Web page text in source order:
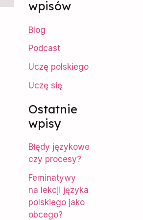
a
j
d
l
wpisów
Blog
Podcast
Uczę polskiego
Uczę się
Ostatnie
wpisy
Błędy językowe
czy procesy?
Feminatywy
na lekcji języka
polskiego jako
obcego?